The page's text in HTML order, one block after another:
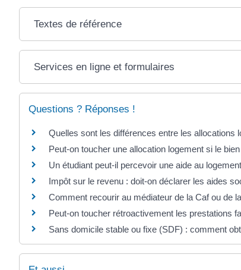
Textes de référence
Services en ligne et formulaires
Questions ? Réponses !
Quelles sont les différences entre les allocations
Peut-on toucher une allocation logement si le
Un étudiant peut-il percevoir une aide au
Impôt sur le revenu : doit-on déclarer les aides
Comment recourir au médiateur de la Caf ou de
Peut-on toucher rétroactivement les prestations
Sans domicile stable ou fixe (SDF) : comment